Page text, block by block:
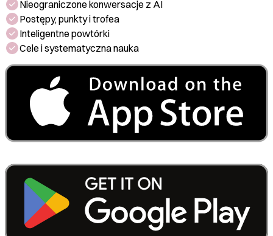
Nieograniczone konwersacje z AI
Postępy, punkty i trofea
Inteligentne powtórki
Cele i systematyczna nauka